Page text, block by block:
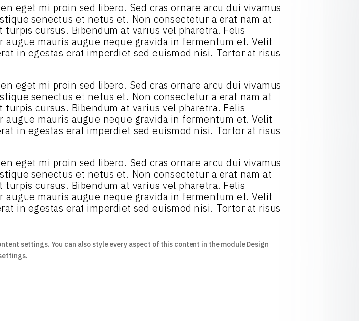
eget mi proin sed libero. Sed cras ornare arcu dui vivamus
senectus et netus et. Non consectetur a erat nam at
cursus. Bibendum at varius vel pharetra. Felis
mauris augue neque gravida in fermentum et. Velit
in egestas erat imperdiet sed euismod nisi. Tortor at risus
eget mi proin sed libero. Sed cras ornare arcu dui vivamus
senectus et netus et. Non consectetur a erat nam at
cursus. Bibendum at varius vel pharetra. Felis
mauris augue neque gravida in fermentum et. Velit
in egestas erat imperdiet sed euismod nisi. Tortor at risus
eget mi proin sed libero. Sed cras ornare arcu dui vivamus
senectus et netus et. Non consectetur a erat nam at
cursus. Bibendum at varius vel pharetra. Felis
mauris augue neque gravida in fermentum et. Velit
in egestas erat imperdiet sed euismod nisi. Tortor at risus
settings. You can also style every aspect of this content in the module Design